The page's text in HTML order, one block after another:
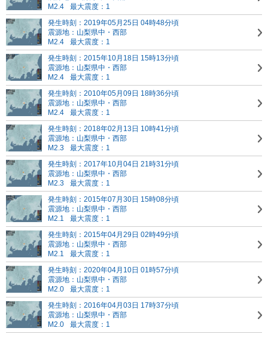
M2.4
最大震度：1
発生時刻：2019年05月25日 04時48分頃
震源地：山梨県中・西部
M2.4
最大震度：1
発生時刻：2015年10月18日 15時13分頃
震源地：山梨県中・西部
M2.4
最大震度：1
発生時刻：2010年05月09日 18時36分頃
震源地：山梨県中・西部
M2.4
最大震度：1
発生時刻：2018年02月13日 10時41分頃
震源地：山梨県中・西部
M2.3
最大震度：1
発生時刻：2017年10月04日 21時31分頃
震源地：山梨県中・西部
M2.3
最大震度：1
発生時刻：2015年07月30日 15時08分頃
震源地：山梨県中・西部
M2.1
最大震度：1
発生時刻：2015年04月29日 02時49分頃
震源地：山梨県中・西部
M2.1
最大震度：1
発生時刻：2020年04月10日 01時57分頃
震源地：山梨県中・西部
M2.0
最大震度：1
発生時刻：2016年04月03日 17時37分頃
震源地：山梨県中・西部
M2.0
最大震度：1